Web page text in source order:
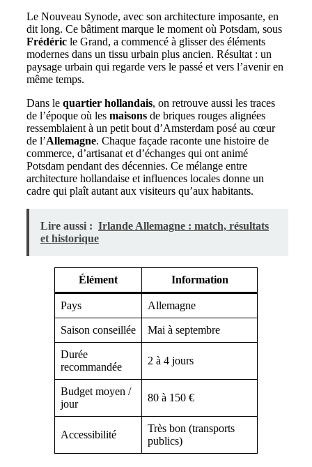
Le Nouveau Synode, avec son architecture imposante, en
dit long. Ce bâtiment marque le moment où Potsdam, sous
Frédéric le Grand, a commencé à glisser des éléments
modernes dans un tissu urbain plus ancien. Résultat : un
paysage urbain qui regarde vers le passé et vers l’avenir en
même temps.
Dans le quartier hollandais, on retrouve aussi les traces
de l’époque où les maisons de briques rouges alignées
ressemblaient à un petit bout d’Amsterdam posé au cœur
de l’Allemagne. Chaque façade raconte une histoire de
commerce, d’artisanat et d’échanges qui ont animé
Potsdam pendant des décennies. Ce mélange entre
architecture hollandaise et influences locales donne un
cadre qui plaît autant aux visiteurs qu’aux habitants.
Lire aussi : Irlande Allemagne : match, résultats
et historique
Élément Information
Pays Allemagne
Saison conseillée Mai à septembre
Durée
recommandée
2 à 4 jours
Budget moyen /
jour
80 à 150 €
Accessibilité
Très bon (transports
publics)